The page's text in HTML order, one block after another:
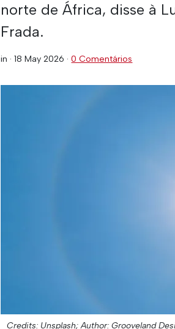
norte de África, disse à
Frada.
in ·18 May 2026 ·0 Comentários
Credits: Unsplash; Author: Grooveland